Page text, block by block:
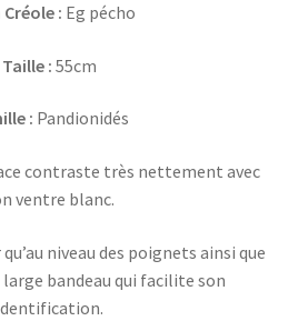
: Eg pécho
Taille : 55cm
: Pandionidés
contraste très nettement avec
ventre blanc.
niveau des poignets ainsi que
bandeau qui facilite son